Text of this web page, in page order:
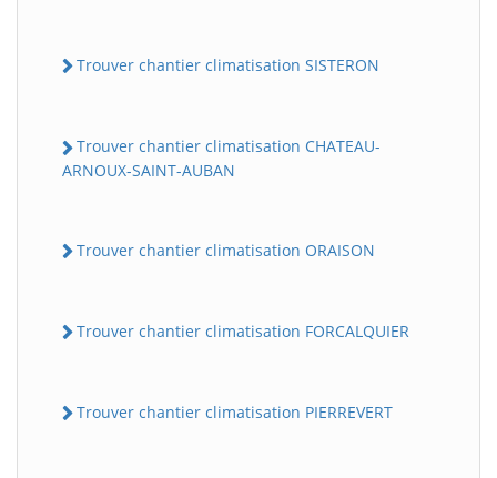
Trouver chantier climatisation SISTERON
Trouver chantier climatisation CHATEAU-
ARNOUX-SAINT-AUBAN
Trouver chantier climatisation ORAISON
Trouver chantier climatisation FORCALQUIER
Trouver chantier climatisation PIERREVERT